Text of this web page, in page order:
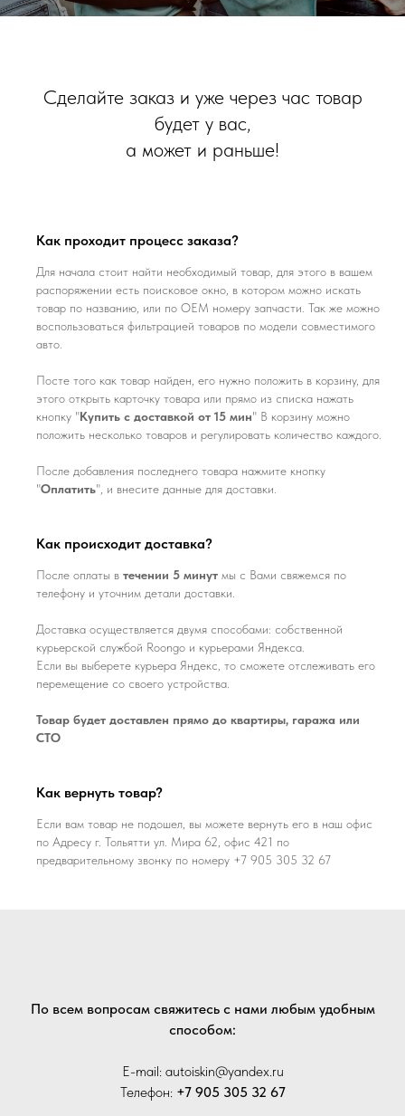
Сделайте заказ и уже через час товар
будет у вас,
а может и раньше!
Как проходит процесс заказа?
Для начала стоит найти необходимый товар, для этого в вашем
распоряжении есть поисковое окно, в котором можно искать
товар по названию, или по ОЕМ номеру запчасти. Так же можно
воспользоваться фильтрацией товаров по модели совместимого
авто.
Посте того как товар найден, его нужно положить в корзину, для
этого открыть карточку товара или прямо из списка нажать
кнопку "Купить с доставкой от 15 мин" В корзину можно
положить несколько товаров и регулировать количество каждого.
После добавления последнего товара нажмите кнопку
"Оплатить", и внесите данные для доставки.
Как происходит доставка?
После оплаты в течении 5 минут мы с Вами свяжемся по
телефону и уточним детали доставки.
Доставка осуществляется двумя способами: собственной
курьерской службой Roongo и курьерами Яндекса.
Если вы выберете курьера Яндекс, то сможете отслеживать его
перемещение со своего устройства.
Товар будет доставлен прямо до квартиры, гаража или
СТО
Как вернуть товар?
Если вам товар не подошел, вы можете вернуть его в наш офис
по Адресу г. Тольятти ул. Мира 62, офис 421 по
предварительному звонку по номеру +7 905 305 32 67
По всем вопросам свяжитесь с нами любым удобным
способом:
E-mail: autoiskin@yandex.ru
Телефон: +7 905 305 32 67